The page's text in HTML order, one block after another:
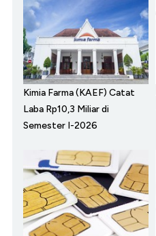
Kimia Farma (KAEF) Catat
Laba Rp10,3 Miliar di
Semester I-2026